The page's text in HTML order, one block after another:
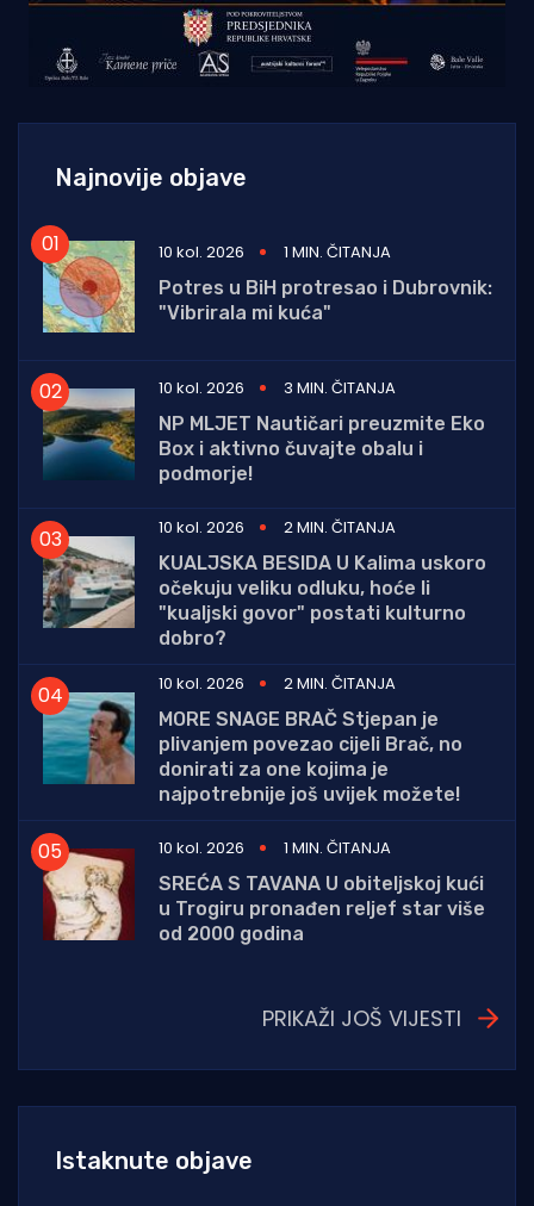
Najnovije objave
10 kol. 2026
1 MIN. ČITANJA
Potres u BiH protresao i Dubrovnik:
"Vibrirala mi kuća"
10 kol. 2026
3 MIN. ČITANJA
NP MLJET Nautičari preuzmite Eko
Box i aktivno čuvajte obalu i
podmorje!
10 kol. 2026
2 MIN. ČITANJA
KUALJSKA BESIDA U Kalima uskoro
očekuju veliku odluku, hoće li
"kualjski govor" postati kulturno
dobro?
10 kol. 2026
2 MIN. ČITANJA
MORE SNAGE BRAČ Stjepan je
plivanjem povezao cijeli Brač, no
donirati za one kojima je
najpotrebnije još uvijek možete!
10 kol. 2026
1 MIN. ČITANJA
SREĆA S TAVANA U obiteljskoj kući
u Trogiru pronađen reljef star više
od 2000 godina
PRIKAŽI JOŠ VIJESTI
Istaknute objave